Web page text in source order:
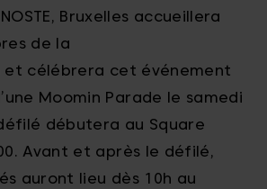
Bruxelles accueillera
de la
et célébrera cet événement
Moomin Parade le samedi
débutera au Square
Avant et après le défilé,
auront lieu dès 10h au